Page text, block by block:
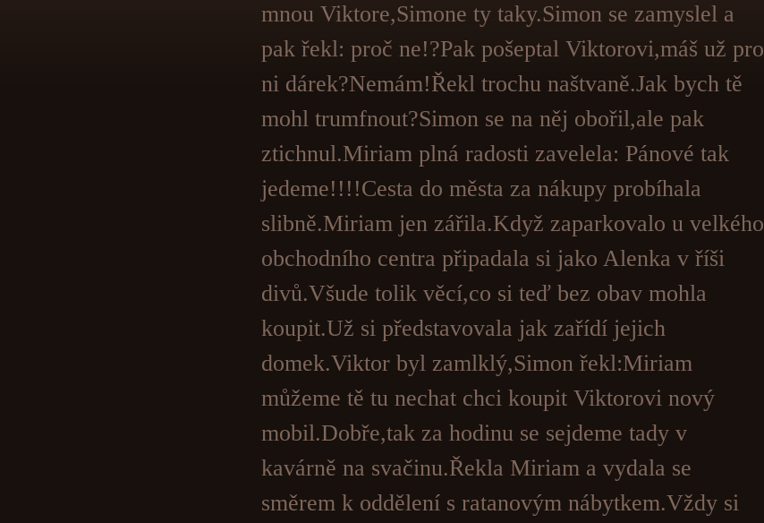
mnou Viktore,Simone ty taky.Simon se zamyslel a
pak řekl: proč ne!?Pak pošeptal Viktorovi,máš už pro
ni dárek?Nemám!Řekl trochu naštvaně.Jak bych tě
mohl trumfnout?Simon se na něj obořil,ale pak
ztichnul.Miriam plná radosti zavelela: Pánové tak
jedeme!!!!Cesta do města za nákupy probíhala
slibně.Miriam jen zářila.Když zaparkovalo u velkého
obchodního centra připadala si jako Alenka v říši
divů.Všude tolik věcí,co si teď bez obav mohla
koupit.Už si představovala jak zařídí jejich
domek.Viktor byl zamlklý,Simon řekl:Miriam
můžeme tě tu nechat chci koupit Viktorovi nový
mobil.Dobře,tak za hodinu se sejdeme tady v
kavárně na svačinu.Řekla Miriam a vydala se
směrem k oddělení s ratanovým nábytkem.Vždy si